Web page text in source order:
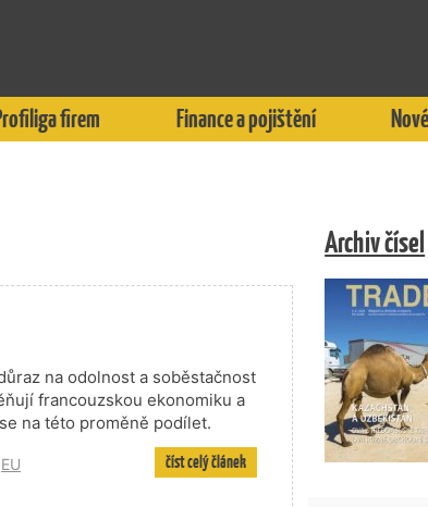
firem Finance a pojištění
na odolnost a soběstačnost
francouzskou ekonomiku a
na této proměně podílet.
EU číst celý článek
Archiv čísel